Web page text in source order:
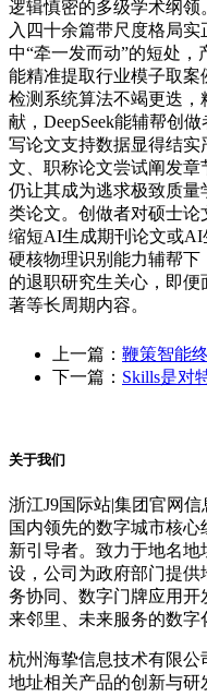
逻辑慎密的多级学术纲领
入四十余篇带尺度格局
中“牵一发而动”的短处，
能精准提取行业模子取
检测系统算法不竭更迭
献，DeepSeek能辅帮创
写论文支持数据显得结
文、职称论文尝试阐发章
仍让其成为逃求极致质
类论文。创做者对硕士
缩短AI生成期刊论文或AI
硬核物理识别能力辅帮
的退职研究生关心，即
著等长周期内容。
上一篇： 鞭策智能
下一篇： Skills是对
关于我们
浙江J9国际站|集团官网
国内领先的数字城市核
新引导者。致力于地名
设，公司为政府部门提
务协同、数字门牌应用
来邻里、未来服务的数字
杭州海挚信息技术有限公
地址相关产品的创新与研